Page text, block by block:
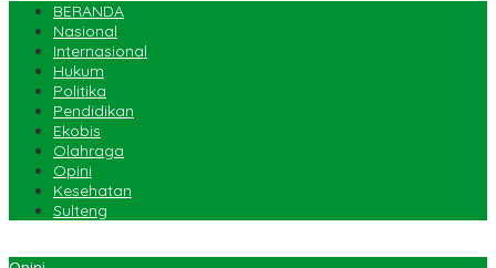
BERANDA
Nasional
Internasional
Hukum
Politika
Pendidikan
Ekobis
Olahraga
Opini
Kesehatan
Sulteng